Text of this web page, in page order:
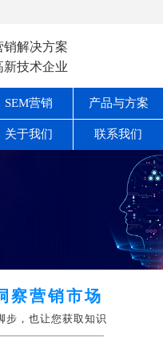
销解决方案
新技术企业
SEM营销 产品与方案
关于我们 联系我们
察营销市场
步，也让您获取知识